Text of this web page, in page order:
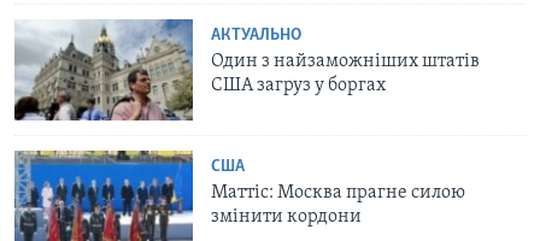
АКТУАЛЬНО
Один з найзаможніших штатів
США загруз у боргах
США
Маттіс: Москва прагне силою
змінити кордони